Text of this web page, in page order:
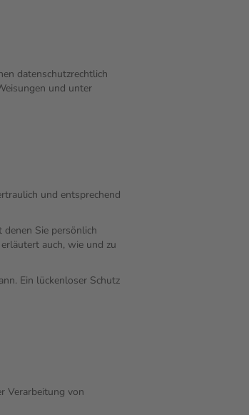
datenschutzrechtlich
und unter
und entsprechend
denen Sie persönlich
auch, wie und zu
Ein lückenloser Schutz
Verarbeitung von